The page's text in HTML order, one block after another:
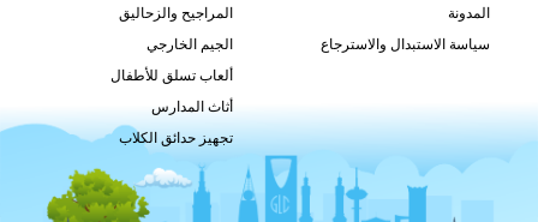
طلب السعرالمدونة
سياسة الاستبدال والاسترجاع
المراجيح والزحاليق
الجيم الخارجي
ألعاب تسلق للأطفال
أثاث المدارس
تجهيز حدائق الكلاب